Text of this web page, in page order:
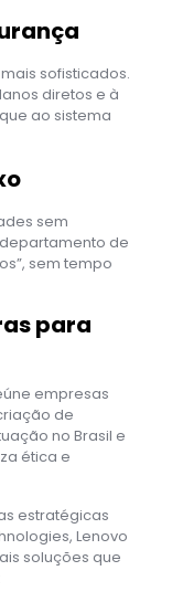
sofisticados.
diretos e à
ao sistema
sem
de
sem tempo
para
empresas
de
no Brasil e
ética e
estratégicas
Lenovo
soluções que